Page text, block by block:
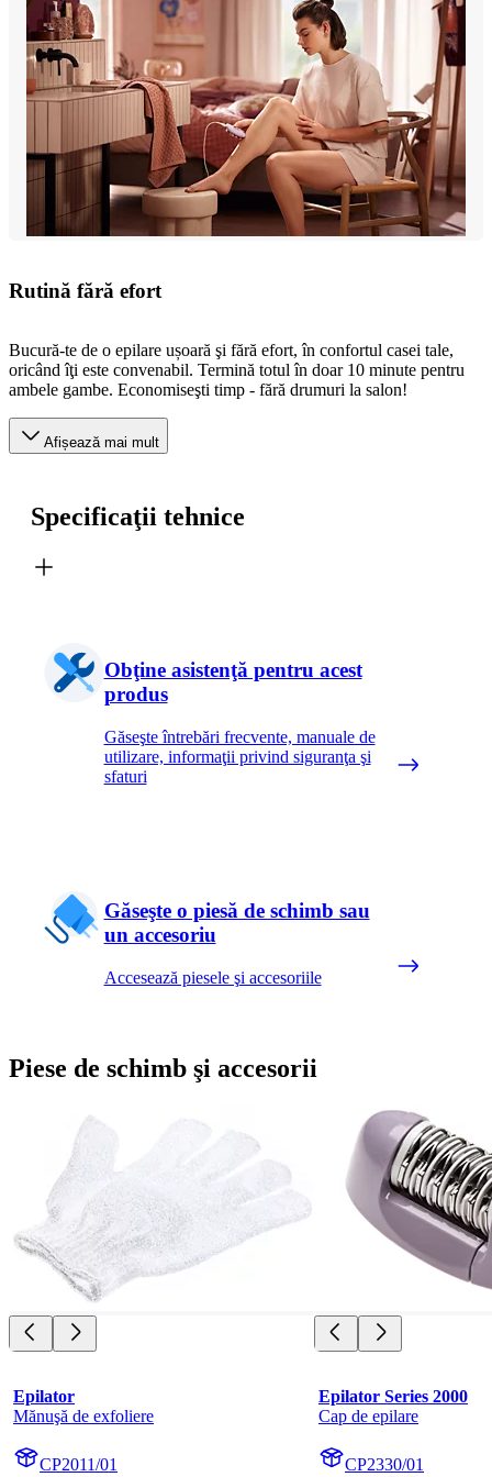
Rutină fără efort
Bucură-te de o epilare ușoară şi fără efort, în confortul casei tale,
oricând îţi este convenabil. Termină totul în doar 10 minute pentru
ambele gambe. Economiseşti timp - fără drumuri la salon!
Afișează mai mult
Specificaţii tehnice
Obţine asistenţă pentru acest
produs
Găseşte întrebări frecvente, manuale de
utilizare, informaţii privind siguranţa şi
sfaturi
Găseşte o piesă de schimb sau
un accesoriu
Accesează piesele şi accesoriile
Piese de schimb şi accesorii
Epilator
Mănuşă de exfoliere
CP2011/01
Epilator Series 2000
Cap de epilare
CP2330/01